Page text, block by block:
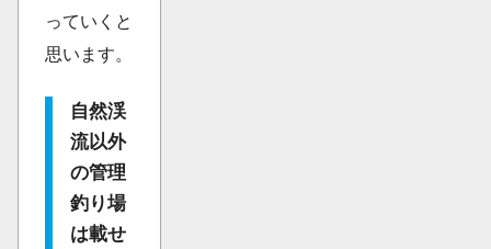
っていくと
思います。
自然渓
流以外
の管理
釣り場
は載せ